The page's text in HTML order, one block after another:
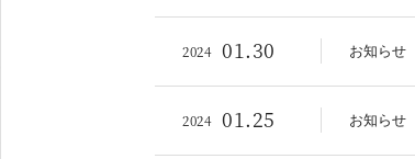
2024 01.30 お知らせ
2024 01.25 お知らせ